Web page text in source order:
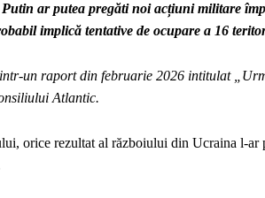
ar putea pregăti noi acțiuni militare
implică tentative de ocupare a 16
un raport din februarie 2026 intitulat
Atlantic.
orice rezultat al războiului din Ucraina l-ar